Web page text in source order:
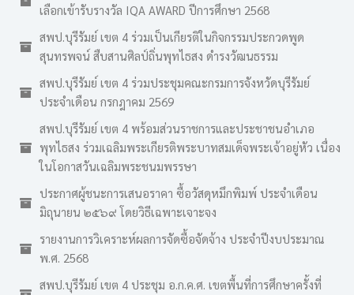
เลือกเข้ารับรางวัล IQA AWARD ปีการศึกษา 2568
สพป.บุรีรัมย์ เขต 4 ร่วมเป็นเกียรติในกิจกรรมประกวดพูด
สุนทรพจน์ สืบสานศิลป์ถิ่นพุทไธสง ดำรงวัฒนธรรม
สพป.บุรีรัมย์ เขต 4 ร่วมประชุมคณะกรมการจังหวัดบุรีรัมย์
ประจำเดือน กรกฎาคม 2569
สพป.บุรีรัมย์ เขต 4 พร้อมส่วนราชการและประชาชนอำเภอ
พุทไธสง ร่วมเฉลิมพระเกียรติพระบาทสมเด็จพระเจ้าอยู่หัว เนื่อง
ในโอกาสวันเฉลิมพระชนมพรรษา
ประกาศผู้ชนะการเสนอราคา ซื้อวัสดุหมึกพิมพ์ ประจำเดือน
มิถุนายน ๒๕๖๙ โดยวิธีเฉพาะเจาะจง
รายงานการวิเคราะห์ผลการจัดซื้อจัดจ้าง ประจำปีงบประมาณ
พ.ศ. 2568
สพป.บุรีรัมย์ เขต 4 ประชุม อ.ก.ค.ศ. เขตพื้นที่การศึกษาครั้งที่